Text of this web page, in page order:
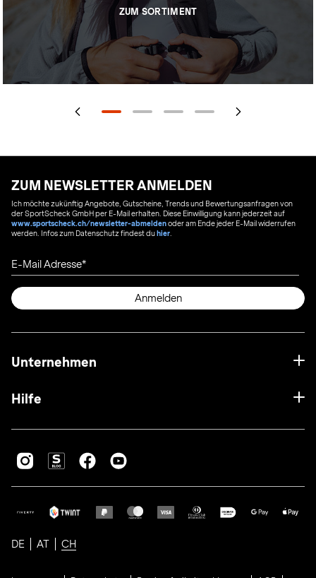
ZUM SORTIMENT
ZUM NEWSLETTER ANMELDEN
Ich möchte zukünftig Angebote, Gutscheine, Trends und Bewertungsanfragen von
der SportScheck GmbH per E-Mail erhalten. Diese Einwilligung kann jederzeit auf
www.sportscheck.ch/newsletter-abmeldenoder am Ende jeder E-Mail widerrufen
werden. Infos zum Datenschutz findest du hier
E-Mail Adresse
Anmelden
Unternehmen
Hilfe
DE AT CH